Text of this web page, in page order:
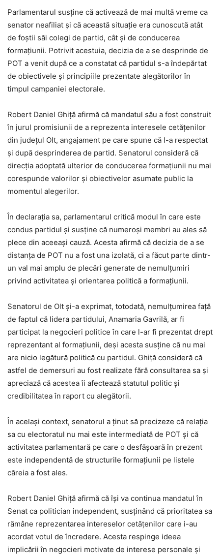
Parlamentarul susține că activează de mai multă vreme ca
senator neafiliat și că această situație era cunoscută atât
de foștii săi colegi de partid, cât și de conducerea
formațiunii. Potrivit acestuia, decizia de a se desprinde de
POT a venit după ce a constatat că partidul s-a îndepărtat
de obiectivele și principiile prezentate alegătorilor în
timpul campaniei electorale.
Robert Daniel Ghiță afirmă că mandatul său a fost construit
în jurul promisiunii de a reprezenta interesele cetățenilor
din județul Olt, angajament pe care spune că l-a respectat
și după desprinderea de partid. Senatorul consideră că
direcția adoptată ulterior de conducerea formațiunii nu mai
corespunde valorilor și obiectivelor asumate public la
momentul alegerilor.
În declarația sa, parlamentarul critică modul în care este
condus partidul și susține că numeroși membri au ales să
plece din aceeași cauză. Acesta afirmă că decizia de a se
distanța de POT nu a fost una izolată, ci a făcut parte dintr-
un val mai amplu de plecări generate de nemulțumiri
privind activitatea și orientarea politică a formațiunii.
Senatorul de Olt și-a exprimat, totodată, nemulțumirea față
de faptul că lidera partidului, Anamaria Gavrilă, ar fi
participat la negocieri politice în care l-ar fi prezentat drept
reprezentant al formațiunii, deși acesta susține că nu mai
are nicio legătură politică cu partidul. Ghiță consideră că
astfel de demersuri au fost realizate fără consultarea sa și
apreciază că acestea îi afectează statutul politic și
credibilitatea în raport cu alegătorii.
În același context, senatorul a ținut să precizeze că relația
sa cu electoratul nu mai este intermediată de POT și că
activitatea parlamentară pe care o desfășoară în prezent
este independentă de structurile formațiunii pe listele
căreia a fost ales.
Robert Daniel Ghiță afirmă că își va continua mandatul în
Senat ca politician independent, susținând că prioritatea sa
rămâne reprezentarea intereselor cetățenilor care i-au
acordat votul de încredere. Acesta respinge ideea
implicării în negocieri motivate de interese personale și